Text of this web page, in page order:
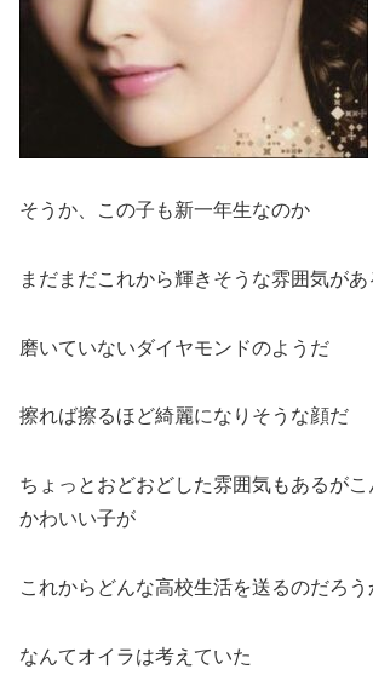
そうか、この子も新一年生なのか
まだまだこれから輝きそうな雰囲気があ
磨いていないダイヤモンドのようだ
擦れば擦るほど綺麗になりそうな顔だ
ちょっとおどおどした雰囲気もあるが
かわいい子が
これからどんな高校生活を送るのだろう
なんてオイラは考えていた